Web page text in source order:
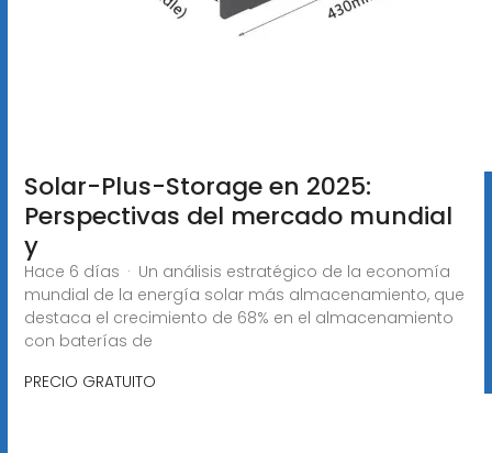
Solar-Plus-Storage en 2025:
Perspectivas del mercado mundial
y
Hace 6 días · Un análisis estratégico de la economía
mundial de la energía solar más almacenamiento, que
destaca el crecimiento de 68% en el almacenamiento
con baterías de
PRECIO GRATUITO